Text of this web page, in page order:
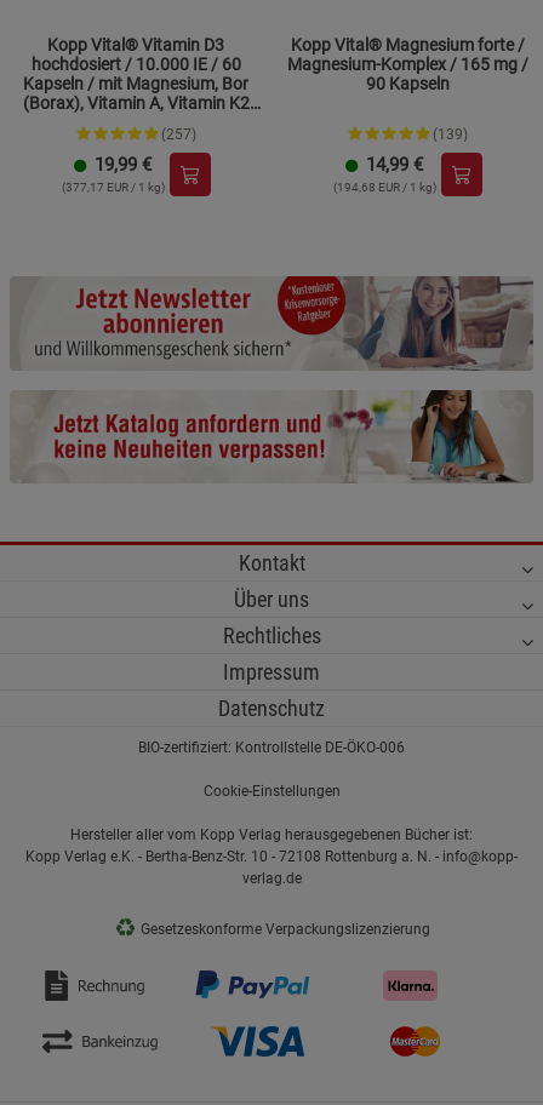
Kopp Vital® Vitamin D3
hochdosiert / 10.000 IE / 60
Kapseln / mit Magnesium, Bor
(Borax), Vitamin A, Vitamin K2
und Zink
(257)
19,99 €
(377,17 EUR / 1 kg)
Kopp Vital® Magnesium forte /
Magnesium-Komplex / 165 mg /
90 Kapseln
(139)
14,99 €
(194,68 EUR / 1 kg)
Kontakt
Über uns
Rechtliches
Impressum
Datenschutz
BIO-zertifiziert: Kontrollstelle DE-ÖKO-006
Cookie-Einstellungen
Hersteller aller vom Kopp Verlag herausgegebenen Bücher ist:
Kopp Verlag e.K. - Bertha-Benz-Str. 10 - 72108 Rottenburg a. N. - info@kopp-
verlag.de
♻ Gesetzeskonforme Verpackungslizenzierung
Statistik Cookies (2)
Beschreibung Statistik Cookies
Cookie-Informationen
Marketing Cookies (3) Marketing Cookies
Datenschutzerklärung Impressum